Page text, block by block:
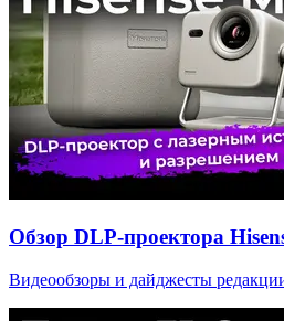
Обзор DLP-проектора
Видеообзоры и дайджесты